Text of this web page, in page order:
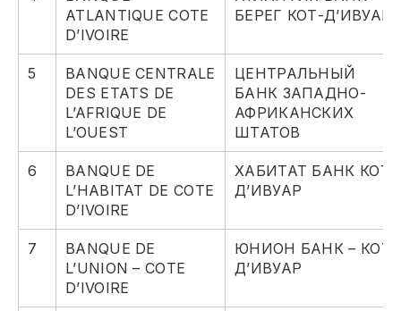
ATLANTIQUE COTE
D’IVOIRE
БЕРЕГ КОТ-Д’ИВУАР
5
BANQUE CENTRALE
DES ETATS DE
L’AFRIQUE DE
L’OUEST
ЦЕНТРАЛЬНЫЙ
БАНК ЗАПАДНО-
АФРИКАНСКИХ
ШТАТОВ
6
BANQUE DE
L’HABITAT DE COTE
D’IVOIRE
ХАБИТАТ БАНК КОТ-
Д’ИВУАР
7
BANQUE DE
L’UNION – COTE
D’IVOIRE
ЮНИОН БАНК – КОТ-
Д’ИВУАР